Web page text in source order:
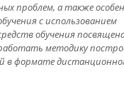
проблем, а также
с использованием
обучения
методику
в формате